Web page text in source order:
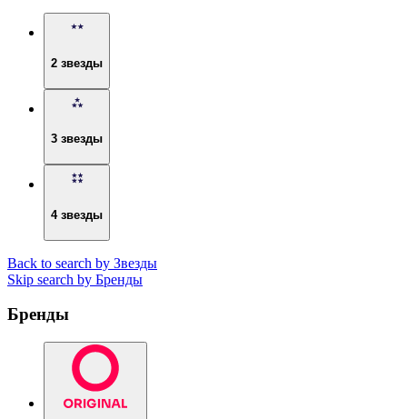
2 звезды
3 звезды
4 звезды
Back to search by Звезды
Skip search by Бренды
Бренды